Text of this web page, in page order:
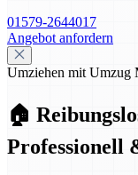
01579-2644017
Angebot anfordern
Umziehen mit Umzug
🏠
Professionell